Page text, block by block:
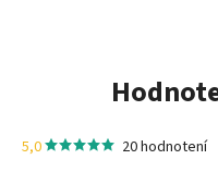
5,0 20 hodnotení